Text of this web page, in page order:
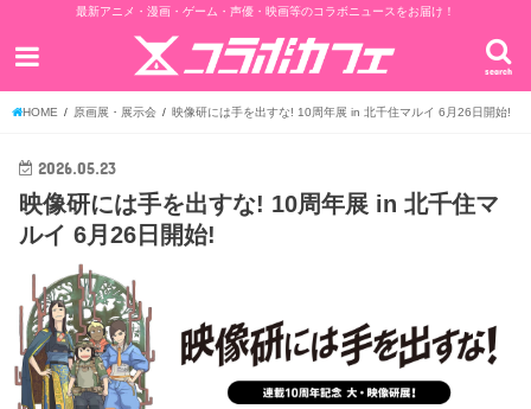
最新アニメ・漫画・ゲーム・声優・映画等のコラボニュースをお届け！
search
HOME 原画展・展示会 映像研には手を出すな! 10周年展 in 北千住マルイ 6月26日開始!
2026.05.23
映像研には手を出すな! 10周年展 in 北千住マ
ルイ 6月26日開始!